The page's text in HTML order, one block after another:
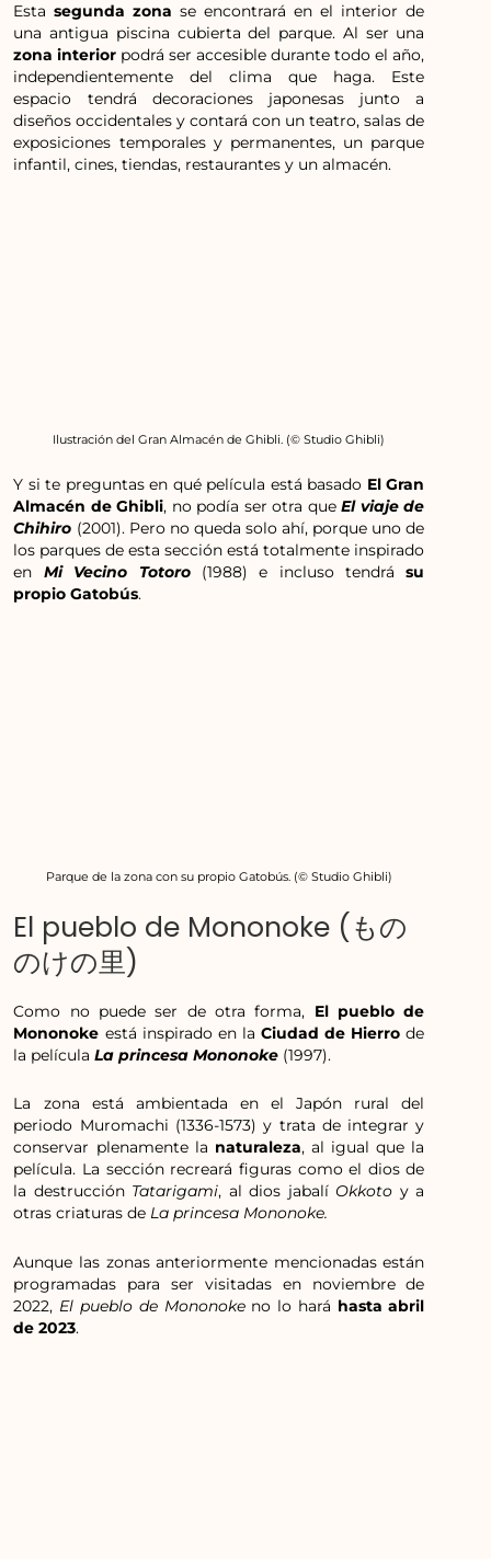
Estasegunda zona se encontrará en el interior de
una antigua piscina cubierta del parque. Al ser una
zona interior podrá ser accesible durante todo el año,
independientemente del clima que haga. Este
espacio tendrá decoraciones japonesas junto a
diseños occidentales y contará con un teatro, salas de
exposiciones temporales y permanentes, un parque
infantil, cines, tiendas, restaurantes y un almacén.
Ilustración del Gran Almacén de Ghibli. (© Studio Ghibli)
Y si te preguntas en qué película está basado El Gran
Almacén de Ghibli, no podía ser otra queEl viaje de
Chihiro (2001). Pero no queda solo ahí, porque uno de
los parques de esta sección está totalmente inspirado
en
Mi Vecino Totoro (1988) e incluso tendrá su
propio Gatobús.
Parque de la zona con su propio Gatobús. (© Studio Ghibli)
El pueblo de Mononoke (もの
のけの里)
Como no puede ser de otra forma, El pueblo de
Mononoke está inspirado en la Ciudad de Hierro de
la películaLa princesa Mononoke (1997).
La zona está ambientada en el Japón rural del
periodo Muromachi (1336-1573) y trata de integrar y
conservar plenamente la naturaleza, al igual que la
película. La sección recreará figuras como el dios de
la destrucción Tatarigami, al dios jabalí Okkoto y a
otras criaturas de La princesa Mononoke.
Aunque las zonas anteriormente mencionadas están
programadas para ser visitadas en noviembre de
2022, El pueblo de Mononokeno lo hará hasta abril
de 2023.